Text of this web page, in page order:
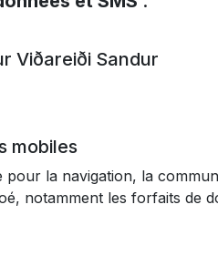
Viðareiði Sandur
mobiles
la navigation, la
notamment les forfaits de